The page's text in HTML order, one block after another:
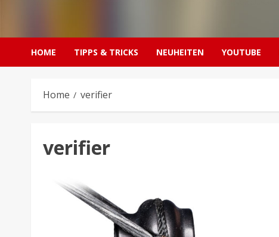
HOME TIPPS & TRICKS NEUHEITEN YOUTUBE
Home verifier
verifier